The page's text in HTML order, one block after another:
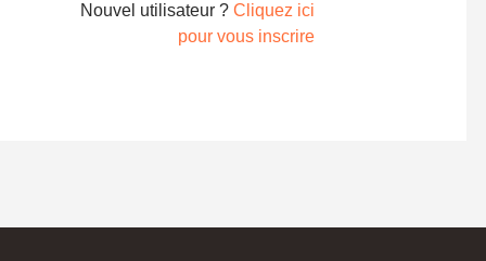
Nouvel utilisateur ? Cliquez ici
pour vous inscrire